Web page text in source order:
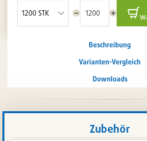
Menge
Menge
Beschreibung
Varianten-Vergleich
Downloads
Zubehör